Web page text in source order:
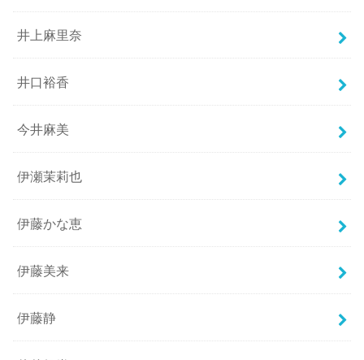
井上麻里奈
井口裕香
今井麻美
伊瀬茉莉也
伊藤かな恵
伊藤美来
伊藤静